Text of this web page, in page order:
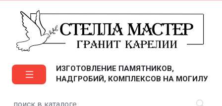
ИЗГОТОВЛЕНИЕ ПАМЯТНИКОВ,
НАДГРОБИЙ, КОМПЛЕКСОВ НА МОГИЛУ